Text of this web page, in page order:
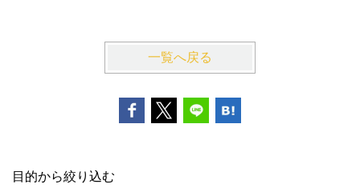
一覧へ戻る
目的から絞り込む